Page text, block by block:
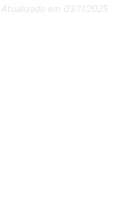
Atualizado em 03/11/2025